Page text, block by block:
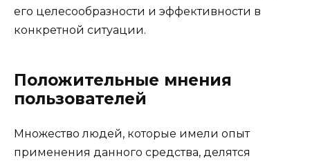
его целесообразности и эффективности в
конкретной ситуации.
Положительные мнения
пользователей
Множество людей, которые имели опыт
применения данного средства, делятся